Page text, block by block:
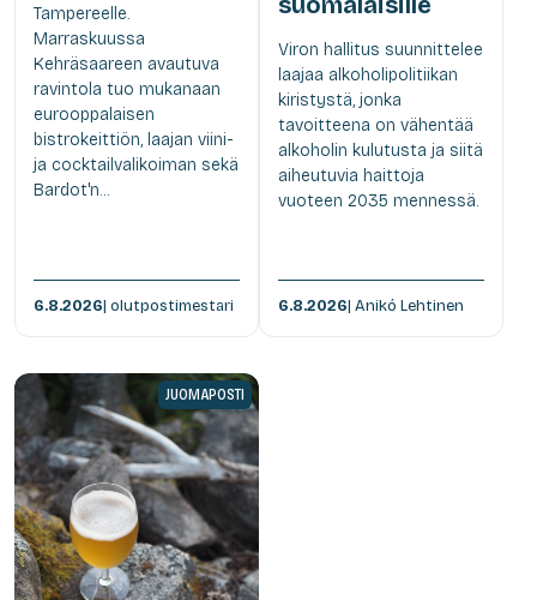
Tampereelle.
Marraskuussa
Kehräsaareen avautuva
ravintola tuo mukanaan
eurooppalaisen
bistrokeittiön, laajan viini-
ja cocktailvalikoiman sekä
Bardot'n...
6.8.2026| olutpostimestari
Viron hallitus suunnittelee
laajaa alkoholipolitiikan
kiristystä, jonka
tavoitteena on vähentää
alkoholin kulutusta ja siitä
aiheutuvia haittoja
vuoteen 2035 mennessä.
6.8.2026| Anikó Lehtinen
JUOMAPOSTI